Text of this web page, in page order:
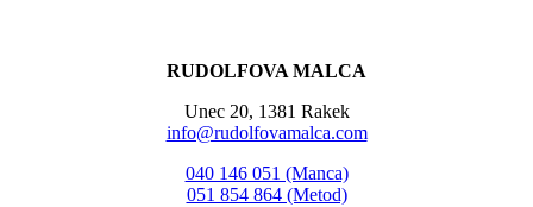
RUDOLFOVA MALCA
Unec 20, 1381 Rakek
info@rudolfovamalca.com
040 146 051 (Manca)
051 854 864 (Metod)